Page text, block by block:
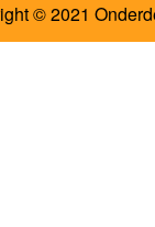
© 2021